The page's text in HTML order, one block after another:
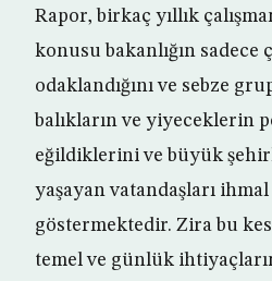
Rapor, birkaç yıllık
konusu bakanlığın sadece
odaklandığını ve sebze
balıkların ve yiyeceklerin
eğildiklerini ve büyük
yaşayan vatandaşları
göstermektedir. Zira bu
temel ve günlük